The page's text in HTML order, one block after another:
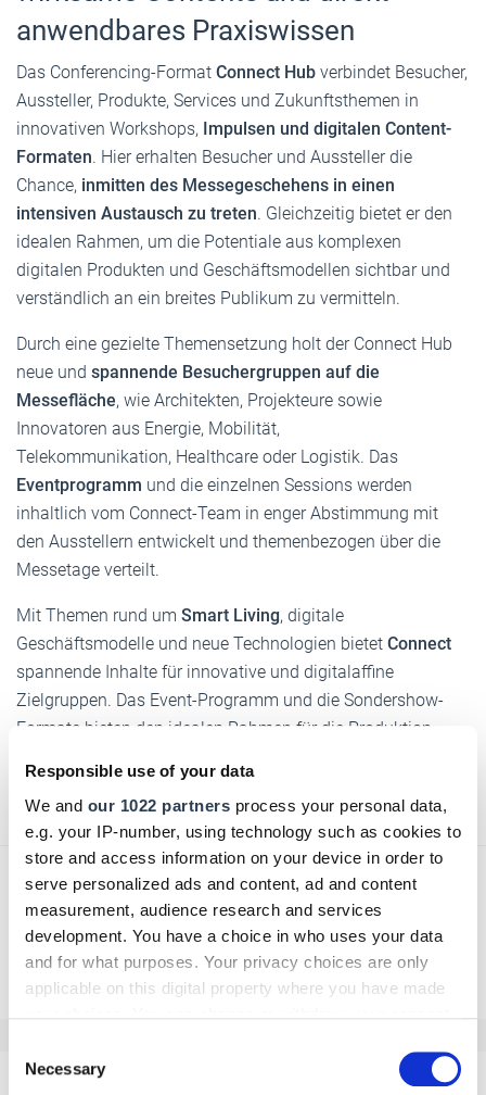
Responsible use of your data
We and our 1022 partners process your personal data,
e.g. your IP-number, using technology such as cookies to
store and access information on your device in order to
serve personalized ads and content, ad and content
measurement, audience research and services
development. You have a choice in who uses your data
and for what purposes. Your privacy choices are only
applicable on this digital property where you have made
the Privacy trigger icon.
Selection
Necessary
anwendbares Praxiswissen
Das Conferencing-Format Connect Hub verbindet Besucher,
Aussteller, Produkte, Services und Zukunftsthemen in
innovativen Workshops, Impulsen und digitalen Content-
Formaten. Hier erhalten Besucher und Aussteller die
Chance, inmitten des Messegeschehens in einen
intensiven Austausch zu treten. Gleichzeitig bietet er den
idealen Rahmen, um die Potentiale aus komplexen
digitalen Produkten und Geschäftsmodellen sichtbar und
verständlich an ein breites Publikum zu vermitteln.
Durch eine gezielte Themensetzung holt der Connect Hub
neue und spannende Besuchergruppen auf die
Messefläche, wie Architekten, Projekteure sowie
Innovatoren aus Energie, Mobilität,
Telekommunikation, Healthcare oder Logistik. Das
Eventprogramm und die einzelnen Sessions werden
inhaltlich vom Connect-Team in enger Abstimmung mit
den Ausstellern entwickelt und themenbezogen über die
Messetage verteilt.
Mit Themen rund um Smart Living, digitale
Geschäftsmodelle und neue Technologien bietet Connect
spannende Inhalte für innovative und digitalaffine
Zielgruppen. Das Event-Programm und die Sondershow-
Formate bieten den idealen Rahmen für die Produktion
Text:Claudia Stemick/handwerksblatt.de
Zurück zur Übersicht